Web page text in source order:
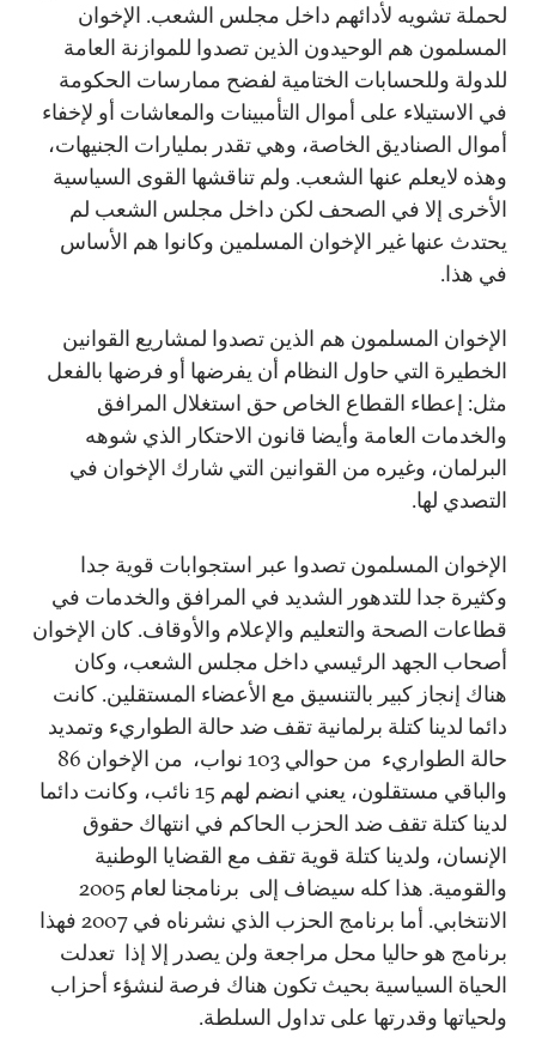
لحملة تشويه لأدائهم داخل مجلس الشعب. الإخوان
المسلمون هم الوحيدون الذين تصدوا للموازنة العامة
للدولة وللحسابات الختامية لفضح ممارسات الحكومة
في الاستيلاء على أموال التأمبينات والمعاشات أو لإخفاء
أموال الصناديق الخاصة، وهي تقدر بمليارات الجنيهات،
وهذه لايعلم عنها الشعب. ولم تناقشها القوى السياسية
الأخرى إلا في الصحف لكن داخل مجلس الشعب لم
يحتدث عنها غير الإخوان المسلمين وكانوا هم الأساس
في هذا.
الإخوان المسلمون هم الذين تصدوا لمشاريع القوانين
الخطيرة التي حاول النظام أن يفرضها أو فرضها بالفعل
مثل: إعطاء القطاع الخاص حق استغلال المرافق
والخدمات العامة وأيضا قانون الاحتكار الذي شوهه
البرلمان، وغيره من القوانين التي شارك الإخوان في
التصدي لها.
الإخوان المسلمون تصدوا عبر استجوابات قوية جدا
وكثيرة جدا للتدهور الشديد في المرافق والخدمات في
قطاعات الصحة والتعليم والإعلام والأوقاف. كان الإخوان
أصحاب الجهد الرئيسي داخل مجلس الشعب، وكان
هناك إنجاز كبير بالتنسيق مع الأعضاء المستقلين. كانت
دائما لدينا كتلة برلمانية تقف ضد حالة الطواريء وتمديد
حالة الطواريء من حوالي 103 نواب، من الإخوان 86
والباقي مستقلون، يعني انضم لهم 15 نائب، وكانت دائما
لدينا كتلة تقف ضد الحزب الحاكم في انتهاك حقوق
الإنسان، ولدينا كتلة قوية تقف مع القضايا الوطنية
والقومية. هذا كله سيضاف إلى برنامجنا لعام 2005
الانتخابي. أما برنامج الحزب الذي نشرناه في 2007 فهذا
برنامج هو حاليا محل مراجعة ولن يصدر إلا إذا تعدلت
الحياة السياسية بحيث تكون هناك فرصة لنشؤء أحزاب
ولحياتها وقدرتها على تداول السلطة.